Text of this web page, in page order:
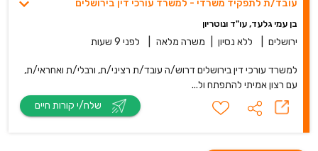
עובד/ת לתפקיד משרדי - למשרד עור‎כי דין בירושלים
בן עמי גלעד, עו"ד ונוטריון
ירושלים ללא נסיון משרה מלאה לפני 9 שעות
למשרד עורכי דין בירושלים דרוש/ה עובד/ת רציני/ת, ורבלי/ת ואחראי/ת,
עם רצון אמיתי להתפתח ול...